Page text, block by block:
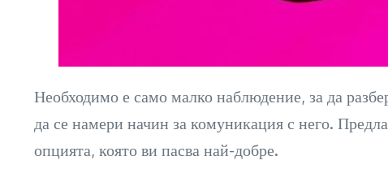
Необходимо е само малко наблюдение, за да
да се намери начин за комуникация с него.
опцията, която ви пасва най-добре.